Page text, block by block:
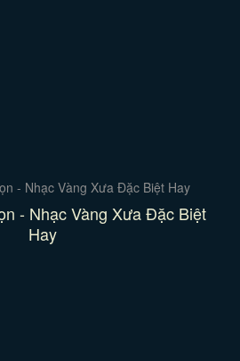
- Nhạc Vàng Xưa Đặc Biệt
Hay